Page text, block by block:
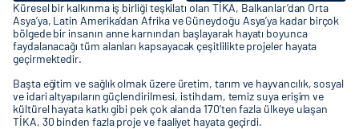
Küresel bir kalkınma iş birliği teşkilatı olan TİKA, Balkanlar’dan Orta
Asya’ya, Latin Amerika’dan Afrika ve Güneydoğu Asya’ya kadar birçok
bölgede bir insanın anne karnından başlayarak hayatı boyunca
faydalanacağı tüm alanları kapsayacak çeşitlilikte projeler hayata
geçirmektedir.
Başta eğitim ve sağlık olmak üzere üretim, tarım ve hayvancılık, sosyal
ve idari altyapıların güçlendirilmesi, istihdam, temiz suya erişim ve
kültürel hayata katkı gibi pek çok alanda 170’ten fazla ülkeye ulaşan
TİKA, 30 binden fazla proje ve faaliyet hayata geçirdi.